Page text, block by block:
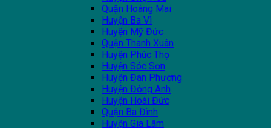
Quận Hoàng Mai
Huyện Ba Vì
Huyện Mỹ Đức
Quận Thanh Xuân
Huyện Phúc Thọ
Huyện Sóc Sơn
Huyện Đan Phượng
Huyện Đông Anh
Huyện Hoài Đức
Quận Ba Đình
Huyện Gia Lâm